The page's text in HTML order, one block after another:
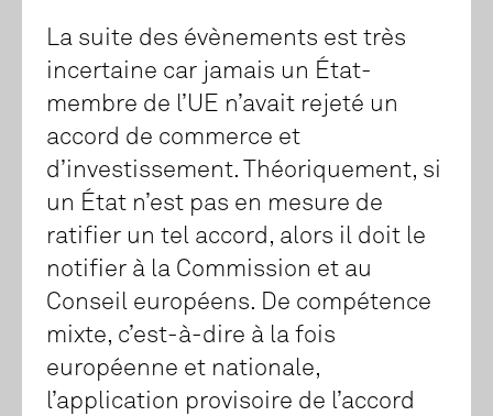
La suite des évènements est très
incertaine car jamais un État-
membre de l’UE n’avait rejeté un
accord de commerce et
d’investissement. Théoriquement, si
un État n’est pas en mesure de
ratifier un tel accord, alors il doit le
notifier à la Commission et au
Conseil européens. De compétence
mixte, c’est-à-dire à la fois
européenne et nationale,
l’application provisoire de l’accord